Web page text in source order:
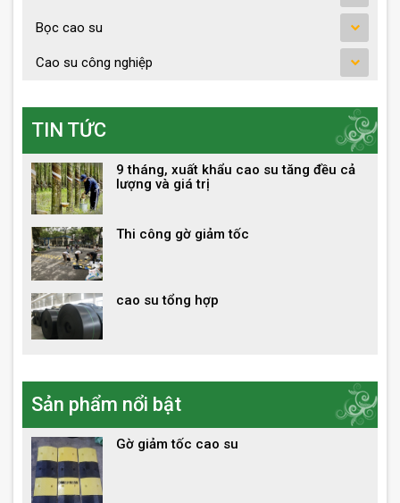
Bọc cao su
Cao su công nghiệp
TIN TỨC
9 tháng, xuất khẩu cao su tăng đều cả
lượng và giá trị
Thi công gờ giảm tốc
cao su tổng hợp
Sản phẩm nổi bật
Gờ giảm tốc cao su